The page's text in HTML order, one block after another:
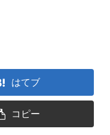
はてブ
コピー